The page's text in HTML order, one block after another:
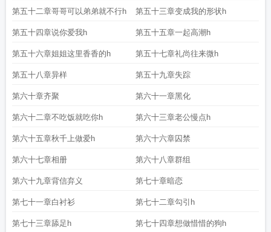
第五十二章哥哥可以弟弟就不行h 第五十三章变成我的形状h
第五十四章说你爱我h 第五十五章一起高潮h
第五十六章姐姐这里香香的h 第五十七章礼尚往来微h
第五十八章异样 第五十九章失踪
第六十章齐聚 第六十一章黑化
第六十二章不吃饭就吃你h 第六十三章老公慢点h
第六十五章秋千上做爱h 第六十六章囚禁
第六十七章相册 第六十八章群组
第六十九章背信弃义 第七十章暗恋
第七十一章白衬衫 第七十二章勾引h
第七十三章舔足h 第七十四章想做惜惜的狗h